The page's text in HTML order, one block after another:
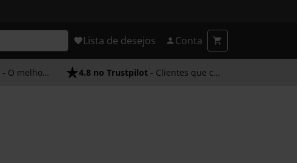
Lista de desejos Conta
- O melhor atendimento 4.8 no Trustpilot - Clientes que confiam em nós